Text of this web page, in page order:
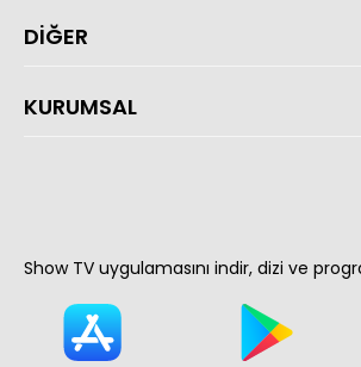
DİĞER
KURUMSAL
Show TV uygulamasını indir, dizi ve